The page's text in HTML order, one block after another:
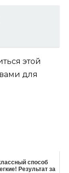
этой
для
способ
Результат за